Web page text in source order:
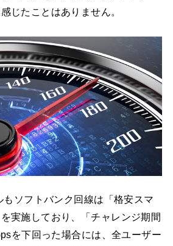
じたことはありません。
ソフトバンク回線は「格安スマ
実施しており、「チャレンジ期間
を下回った場合には、全ユーザー